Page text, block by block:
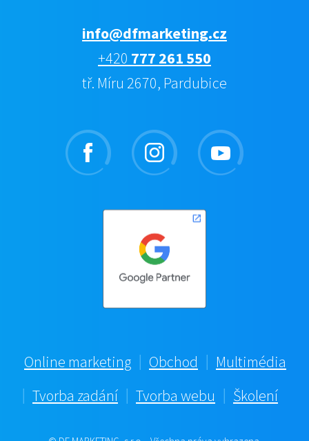
info@dfmarketing.cz
+420 777 261 550
tř. Míru 2670, Pardubice
Online marketing Obchod
Multimédia
Tvorba zadání
Tvorba webu Školení